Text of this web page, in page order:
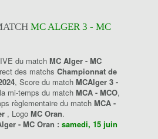
MC ALGER 3 - MC
du match MC Alger - MC
des matchs Championnat de
, Score du match MCAlger 3 -
mi-temps du match MCA - MCO,
règlementaire du match MCA -
, Logo MC Oran.
- MC Oran : samedi, 15 juin